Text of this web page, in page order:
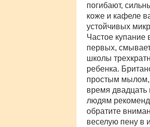
погиба­ют,
коже и кафеле
устойчивых
Частое купание
первых,
школы
ребенка.
простым мылом,
время двадцать
людям
обратите
веселую пену в